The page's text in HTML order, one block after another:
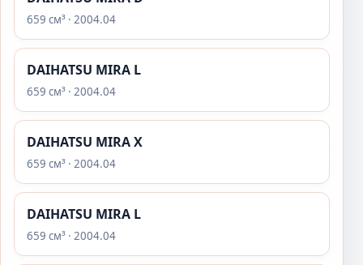
659 см³ · 2004.04
DAIHATSU MIRA L
659 см³ · 2004.04
DAIHATSU MIRA X
659 см³ · 2004.04
DAIHATSU MIRA L
659 см³ · 2004.04